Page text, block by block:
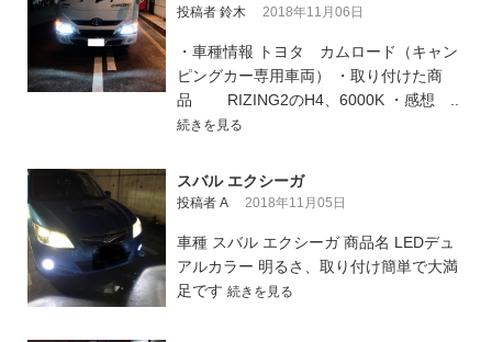
投稿者 鈴木 2018年11月06日
・車種情報 トヨタ カムロード（キャン
ピングカー専用車両） ・取り付けた商
品 RIZING2のH4、6000K ・感想 ..
続きを見る
スバル エクシーガ
投稿者 A 2018年11月05日
車種 スバル エクシーガ 商品名 LEDデュ
アルカラー 明るさ、取り付け簡単で大満
足です 続きを見る